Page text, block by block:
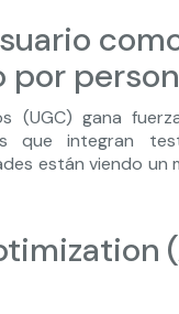
por
(UGC) gana
que integran
están viendo un